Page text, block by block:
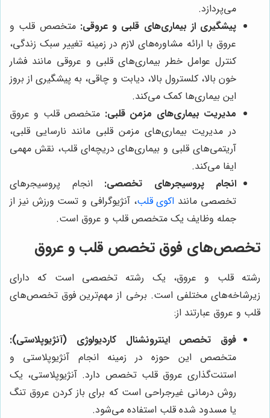
می‌پردازد.
پیشگیری از بیماری‌های قلبی و عروقی: متخصص قلب و
عروق با ارائه مشاوره‌های لازم در زمینه تغییر سبک زندگی،
کنترل عوامل خطر بیماری‌های قلبی و عروقی مانند فشار
خون بالا، کلسترول بالا، دیابت و چاقی، به پیشگیری از بروز
این بیماری‌ها کمک می‌کند.
مدیریت بیماری‌های مزمن قلبی: متخصص قلب و عروق
در مدیریت بیماری‌های مزمن قلبی مانند نارسایی قلبی،
آریتمی‌های قلبی و بیماری‌های دریچه‌ای قلب، نقش مهمی
ایفا می‌کند.
انجام پروسیجرهای تخصصی: انجام پروسیجرهای
تخصصی مانند اکوی قلب، آنژیوگرافی و تست ورزش نیز از
جمله وظایف یک متخصص قلب و عروق است.
تخصص‌های فوق تخصص قلب و عروق
رشته قلب و عروق، یک رشته تخصصی است که دارای
زیرشاخه‌های مختلفی است. برخی از مهم‌ترین فوق تخصص‌های
قلب و عروق عبارتند از:
فوق تخصص اینترونشنال کاردیولوژی (آنژیوپلاستی):
متخصص این حوزه در زمینه انجام آنژیوپلاستی و
استنت‌گذاری عروق قلب تخصص دارد. آنژیوپلاستی، یک
روش درمانی غیرجراحی است که برای باز کردن عروق تنگ
یا مسدود شده قلب استفاده می‌شود.